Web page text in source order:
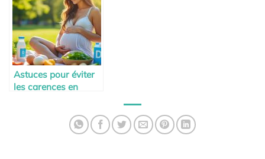
Astuces pour éviter
les carences en